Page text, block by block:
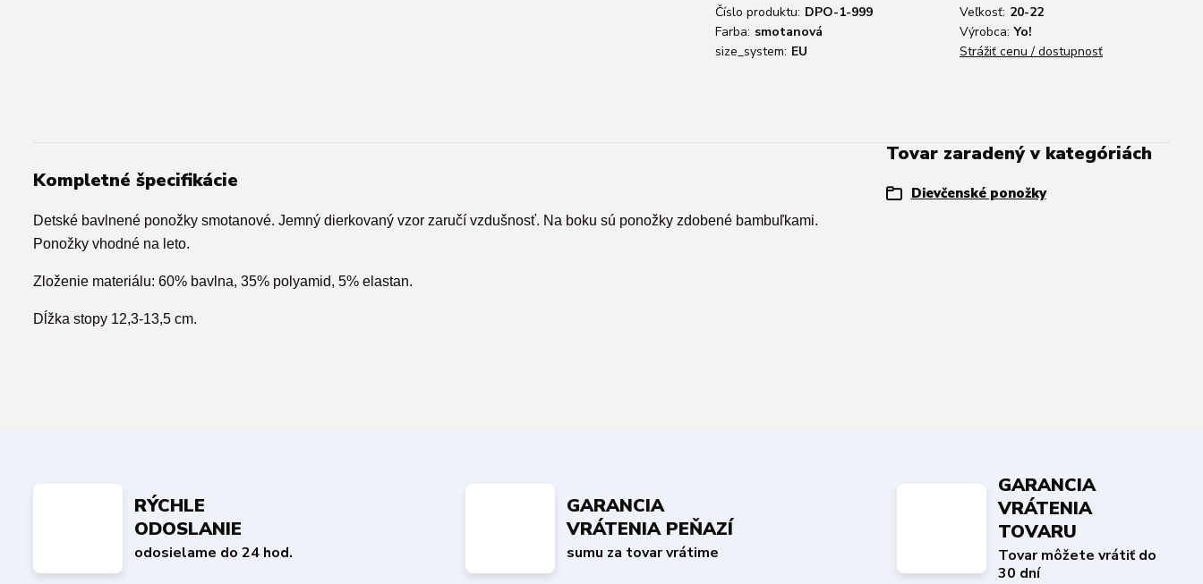
Číslo produktu: DPO-1-999 Veľkosť: 20-22
Farba: smotanová Výrobca: Yo!
size_system: EU Strážiť cenu / dostupnosť
Kompletné špecifikácie
Detské bavlnené ponožky smotanové. Jemný dierkovaný vzor zaručí vzdušnosť. Na boku sú ponožky zdobené bambuľkami.
Ponožky vhodné na leto.
Zloženie materiálu: 60% bavlna, 35% polyamid, 5% elastan.
Dĺžka stopy 12,3-13,5 cm.
Tovar zaradený v kategóriách
Dievčenské ponožky
RÝCHLE
ODOSLANIE
odosielame do 24 hod.
GARANCIA
VRÁTENIA PEŇAZÍ
sumu za tovar vrátime
GARANCIA
VRÁTENIA
TOVARU
Tovar môžete vrátiť do
30 dní